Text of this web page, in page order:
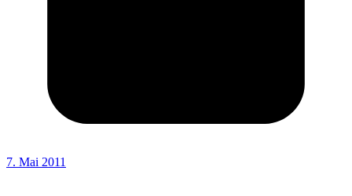
7. Mai 2011